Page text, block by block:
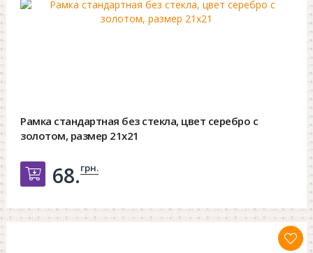
Рамка стандартная без стекла, цвет серебро с
золотом, размер 21х21
Добавить в корзину
68.грн.